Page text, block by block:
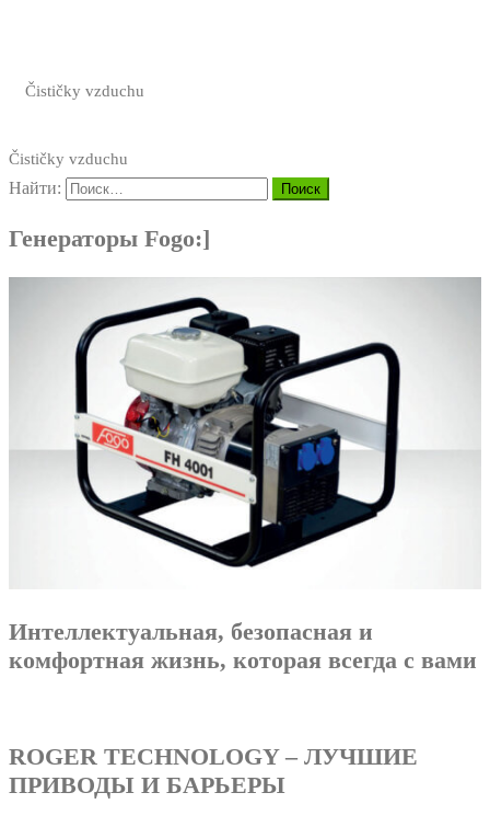
Čističky vzduchu
Čističky vzduchu
Найти:
Генераторы Fogo:]
Интеллектуальная, безопасная и
комфортная жизнь, которая всегда с вами
ROGER TECHNOLOGY – ЛУЧШИЕ
ПРИВОДЫ И БАРЬЕРЫ